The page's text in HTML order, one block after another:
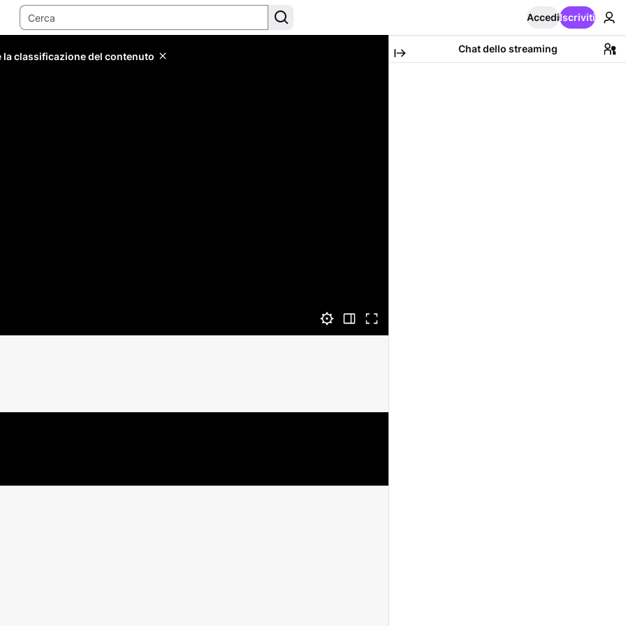
AccediIscriviti
classificazione del contenuto
Chat dello streaming